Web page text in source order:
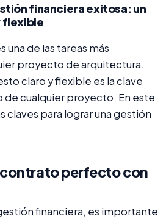
financiera exitosa: un
flexible
una de las tareas más
proyecto de arquitectura.
claro y flexible es la clave
de cualquier proyecto. En este
claves para lograr una gestión
contrato perfecto con
financiera, es importante